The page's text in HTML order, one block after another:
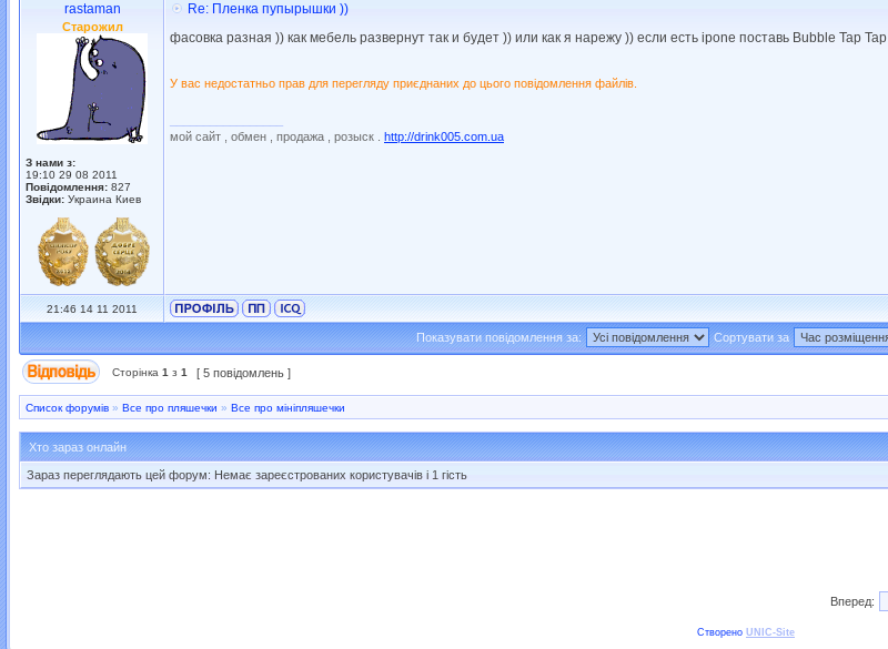
rastaman
Старожил
З нами з:
19:10 29 08 2011
Повідомлення: 827
Звідки: Украина Киев
Re: Пленка пупырышки ))
фасовка разная )) как мебель развернут так и будет )) или как я нарежу )) если есть ipone поставь Bubble Tap Tap
У вас недостатньо прав для перегляду приєднаних до цього повідомлення файлів.
мой сайт , обмен , продажа , розыск .
http://drink005.com.ua
21:46 14 11 2011
Показувати повідомлення за: Сортувати за
Сторінка 1 з 1 [ 5 повідомлень ]
Список форумів » Все про пляшечки » Все про мініпляшечки
Хто зараз онлайн
Зараз переглядають цей форум: Немає зареєстрованих користувачів і 1 гість
Вперед:
Створено UNIC-Site